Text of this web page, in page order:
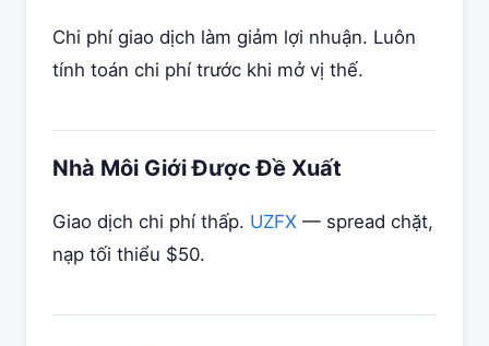
Chi phí giao dịch làm giảm lợi nhuận. Luôn
tính toán chi phí trước khi mở vị thế.
Nhà Môi Giới Được Đề Xuất
Giao dịch chi phí thấp. UZFX — spread chặt,
nạp tối thiểu $50.